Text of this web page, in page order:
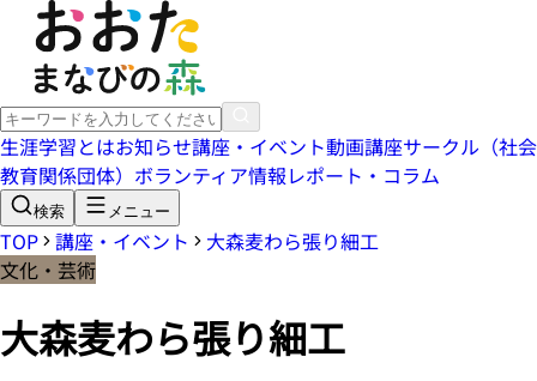
生涯学習とはお知らせ講座・イベント動画講座サークル（社会
教育関係団体） ボランティア情報レポート・コラム
検索 メニュー
TOP 講座・イベント
大森麦わら張り細工
文化・芸術
大森麦わら張り細工